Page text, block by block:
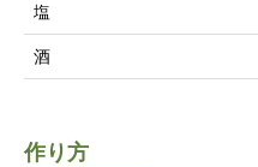
塩
酒
作り方